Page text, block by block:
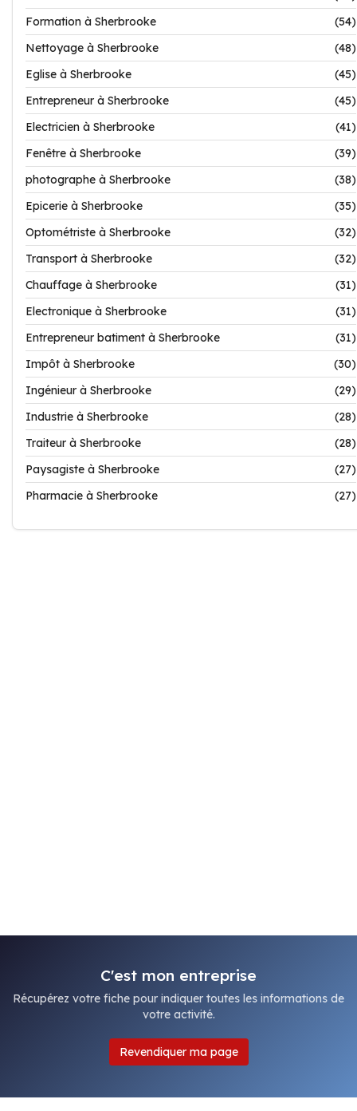
Formation à Sherbrooke
(54)
Nettoyage à Sherbrooke
(48)
Eglise à Sherbrooke
(45)
Entrepreneur à Sherbrooke
(45)
Electricien à Sherbrooke
(41)
Fenêtre à Sherbrooke
(39)
photographe à Sherbrooke
(38)
Epicerie à Sherbrooke
(35)
Optométriste à Sherbrooke
(32)
Transport à Sherbrooke
(32)
Chauffage à Sherbrooke
(31)
Electronique à Sherbrooke
(31)
Entrepreneur batiment à Sherbrooke
(31)
Impôt à Sherbrooke
(30)
Ingénieur à Sherbrooke
(29)
Industrie à Sherbrooke
(28)
Traiteur à Sherbrooke
(28)
Paysagiste à Sherbrooke
(27)
Pharmacie à Sherbrooke
(27)
C'est mon entreprise
Récupérez votre fiche pour indiquer toutes les informations de
votre activité.
Revendiquer ma page